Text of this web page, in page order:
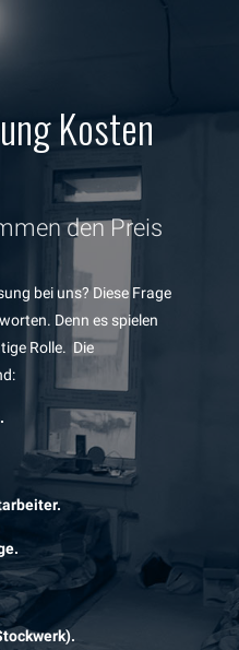
Kosten
den Preis
bei uns? Diese Frage
Denn es spielen
Rolle. Die